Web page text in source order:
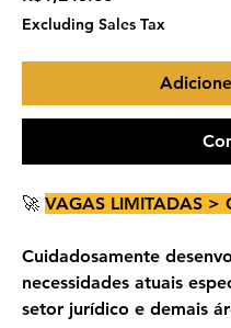
Excluding Sales Tax
🚀 VAGAS LIMITADAS >
Cuidadosamente
necessidades atuais
setor jurídico e demais